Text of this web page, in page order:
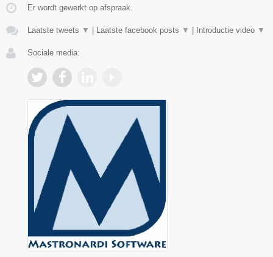
Er wordt gewerkt op afspraak.
Laatste tweets ▼ Laatste facebook posts ▼ Introductie video ▼
Sociale media: